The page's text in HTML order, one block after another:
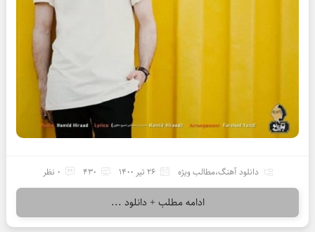
دانلود آهنگ،مطالب ویژه 26 تیر 1400 430 0 نظر
ادامه مطلب + دانلود ...